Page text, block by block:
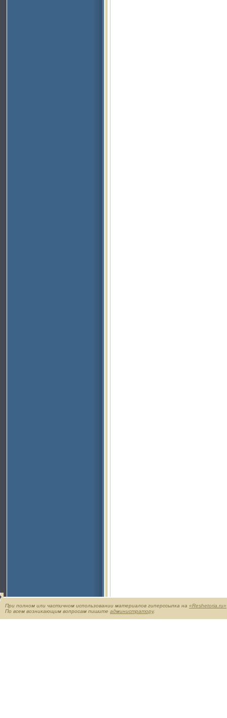
При полном или частичном использовании материалов гиперссылка на «Reshetoria.ru»
По всем возникающим вопросам пишите администратору.